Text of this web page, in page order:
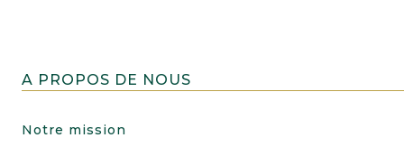
A PROPOS DE NOUS
Notre mission